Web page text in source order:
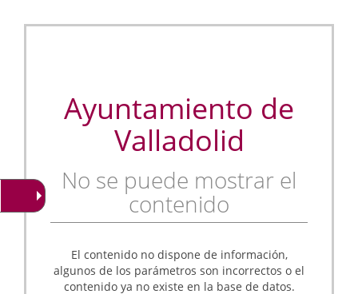
Ayuntamiento de
Valladolid
No se puede mostrar el
contenido
El contenido no dispone de información,
algunos de los parámetros son incorrectos o el
contenido ya no existe en la base de datos.